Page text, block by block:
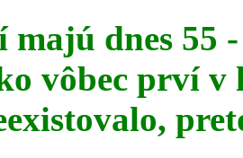
dnes 55
vôbec prví